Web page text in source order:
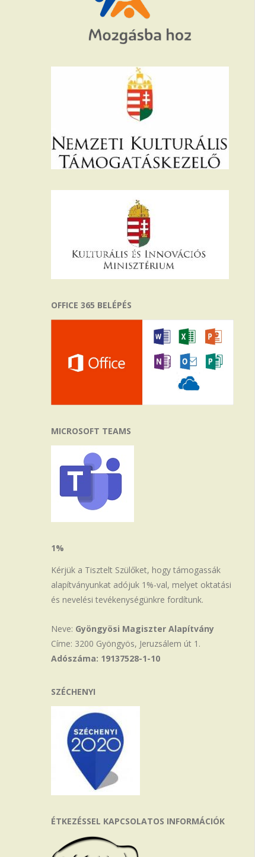
OFFICE 365 BELÉPÉS
MICROSOFT TEAMS
1%
Kérjük a Tisztelt Szülőket, hogy támogassák
alapítványunkat adójuk 1%-val, melyet oktatási
és nevelési tevékenységünkre fordítunk.
Neve: Gyöngyösi Magiszter Alapítvány
Címe: 3200 Gyöngyös, Jeruzsálem út 1.
Adószáma: 19137528-1-10
SZÉCHENYI
ÉTKEZÉSSEL KAPCSOLATOS INFORMÁCIÓK